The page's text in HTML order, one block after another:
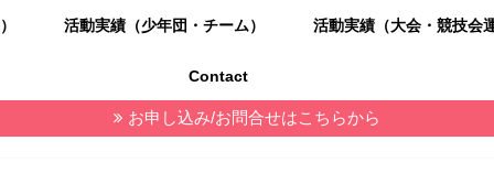
活動実績（少年団・チーム） 活動実績（大会・競技会
Contact
お申し込み/お問合せはこちらから